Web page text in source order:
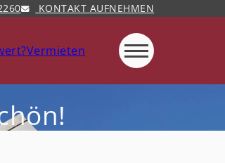
KONTAKT AUFNEHMEN
Vermieten